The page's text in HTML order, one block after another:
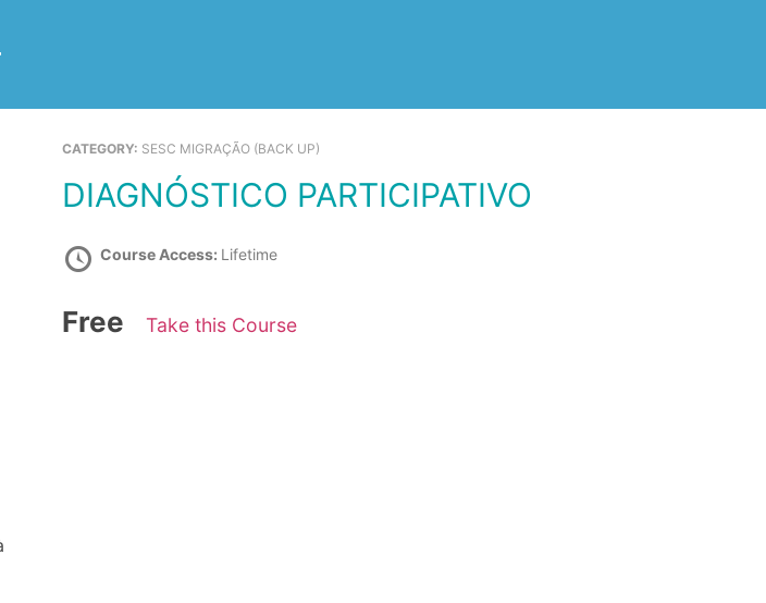
CATEGORY: SESC MIGRAÇÃO (BACK UP)
DIAGNÓSTICO PARTICIPATIVO
Course Access: Lifetime
Free Take this Course